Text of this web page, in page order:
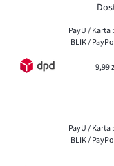
PayU / Karta
BLIK /
9,99
PayU / Karta
BLIK /